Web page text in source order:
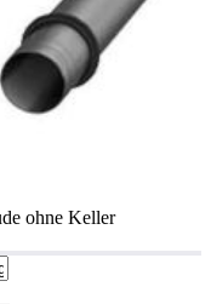
ohne Keller